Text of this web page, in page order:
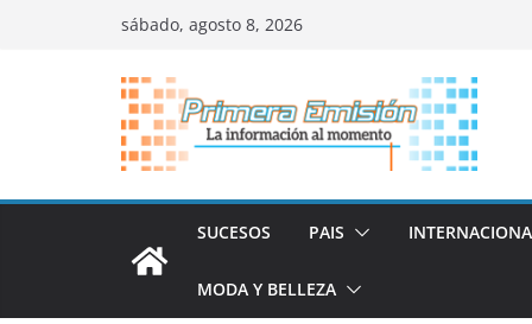
sábado, agosto 8, 2026
SUCESOS PAIS
MODA Y BELLEZA